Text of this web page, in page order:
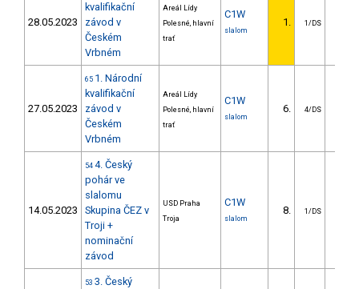
28.05.2023
kvalifikační
závod v
Českém
Vrbném
Areál Lídy
Polesné, hlavní
trať
C1W
slalom
1. 1/DS
27.05.2023
65 1. Národní
kvalifikační
závod v
Českém
Vrbném
Areál Lídy
Polesné, hlavní
trať
C1W
slalom
6. 4/DS
14.05.2023
54 4. Český
pohár ve
slalomu
Skupina ČEZ v
Troji +
nominační
závod
USD Praha
Troja
C1W
slalom
8. 1/DS
53 3. Český